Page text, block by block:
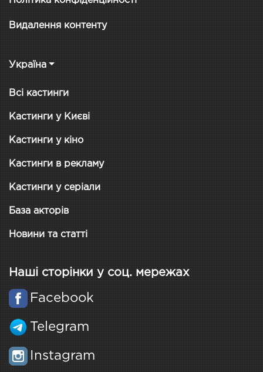
Видалення контенту
Україна
Всі кастинги
Кастинги у Києві
Кастинги у кіно
Кастинги в рекламу
Кастинги у серіали
База акторів
Новини та статті
Наші сторінки у соц. мережах
Facebook
Telegram
Instagram